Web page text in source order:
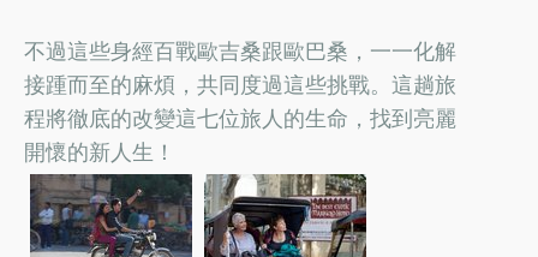
不過這些身經百戰歐吉桑跟歐巴桑，一一化解
接踵而至的麻煩，共同度過這些挑戰。這趟旅
程將徹底的改變這七位旅人的生命，找到亮麗
開懷的新人生！